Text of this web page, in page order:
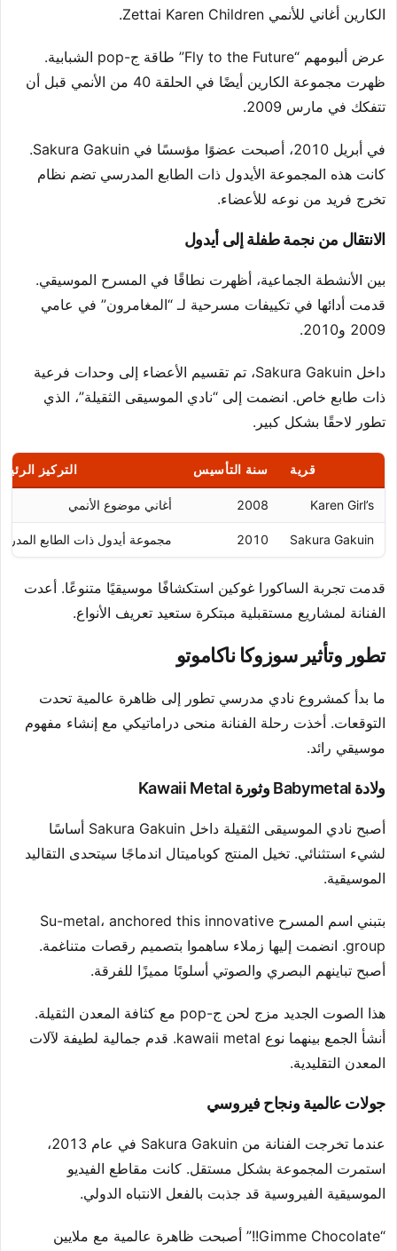
الكارين أغاني للأنمي Zettai Karen Children.
عرض ألبومهم “Fly to the Future” طاقة ج-pop الشبابية.
ظهرت مجموعة الكارين أيضًا في الحلقة 40 من الأنمي قبل أن
تتفكك في مارس 2009.
في أبريل 2010، أصبحت عضوًا مؤسسًا في Sakura Gakuin.
كانت هذه المجموعة الأيدول ذات الطابع المدرسي تضم نظام
تخرج فريد من نوعه للأعضاء.
الانتقال من نجمة طفلة إلى أيدول
بين الأنشطة الجماعية، أظهرت نطاقًا في المسرح الموسيقي.
قدمت أدائها في تكييفات مسرحية لـ “المغامرون” في عامي
2009 و2010.
داخل Sakura Gakuin، تم تقسيم الأعضاء إلى وحدات فرعية
ذات طابع خاص. انضمت إلى “نادي الموسيقى الثقيلة”، الذي
تطور لاحقًا بشكل كبير.
قرية سنة التأسيس التركيز
Karen Girl’s
2008 أغاني موضوع الأنمي
Sakura Gakuin
2010 مجموعة أيدول ذات الطابع
قدمت تجربة الساكورا غوكين استكشافًا موسيقيًا متنوعًا. أعدت
الفنانة لمشاريع مستقبلية مبتكرة ستعيد تعريف الأنواع.
تطور وتأثير سوزوكا ناكاموتو
ما بدأ كمشروع نادي مدرسي تطور إلى ظاهرة عالمية تحدت
التوقعات. أخذت رحلة الفنانة منحى دراماتيكي مع إنشاء مفهوم
موسيقي رائد.
ولادة Babymetal وثورة Kawaii Metal
أصبح نادي الموسيقى الثقيلة داخل Sakura Gakuin أساسًا
لشيء استثنائي. تخيل المنتج كوباميتال اندماجًا سيتحدى التقاليد
الموسيقية.
بتبني اسم المسرح Su-metal، anchored this innovative
group. انضمت إليها زملاء ساهموا بتصميم رقصات متناغمة.
أصبح تباينهم البصري والصوتي أسلوبًا مميزًا للفرقة.
هذا الصوت الجديد مزج لحن ج-pop مع كثافة المعدن الثقيلة.
أنشأ الجمع بينهما نوع kawaii metal. قدم جمالية لطيفة لآلات
المعدن التقليدية.
جولات عالمية ونجاح فيروسي
عندما تخرجت الفنانة من Sakura Gakuin في عام 2013،
استمرت المجموعة بشكل مستقل. كانت مقاطع الفيديو
الموسيقية الفيروسية قد جذبت بالفعل الانتباه الدولي.
“Gimme Chocolate!!” أصبحت ظاهرة عالمية مع ملايين